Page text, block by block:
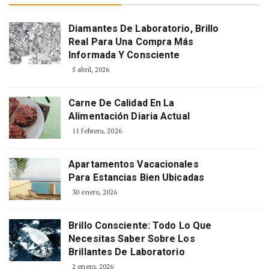
Diamantes De Laboratorio, Brillo
Real Para Una Compra Más
Informada Y Consciente
5 abril, 2026
Carne De Calidad En La
Alimentación Diaria Actual
11 febrero, 2026
Apartamentos Vacacionales
Para Estancias Bien Ubicadas
30 enero, 2026
Brillo Consciente: Todo Lo Que
Necesitas Saber Sobre Los
Brillantes De Laboratorio
2 enero, 2026